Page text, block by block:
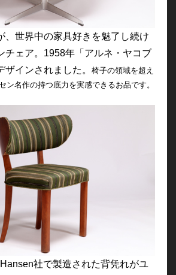
、世界中の家具好きを魅了し続け
チェア。1958年「アルネ・ヤコブ
ザインされました。 椅子の領域を超え
ン名作の持つ底力を実感できるお品です。
社で製造された背凭れがユ